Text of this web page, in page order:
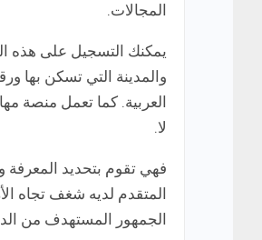
المجالات.
يمكنك التسجيل على هذه
والمدينة التي تسكن بها
العربية. كما تعمل منصة
لا.
فهي تقوم بتحديد
المتقدم لديه شغف تجاه
الجمهور المستهدف من